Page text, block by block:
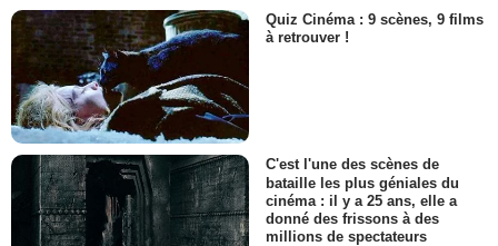
Quiz Cinéma : 9 scènes, 9 films
à retrouver !
C'est l'une des scènes de
bataille les plus géniales du
cinéma : il y a 25 ans, elle a
donné des frissons à des
millions de spectateurs